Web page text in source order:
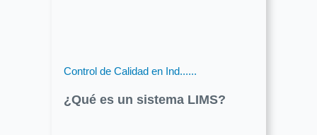
Control de Calidad en Ind......
¿Qué es un sistema LIMS?